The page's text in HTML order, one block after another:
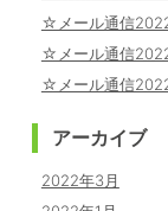
☆メール通信
☆メール通信
☆メール通信
アーカイブ
2022年3月